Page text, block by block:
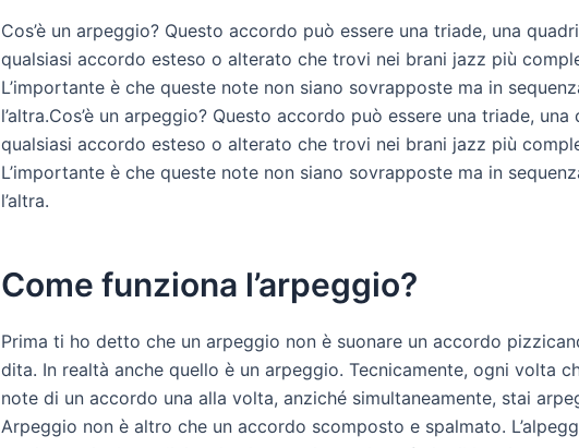
Cos’è un arpeggio? Questo accordo può essere una triade, una
qualsiasi accordo esteso o alterato che trovi nei brani jazz più
L’importante è che queste note non siano sovrapposte ma in
l’altra.Cos’è un arpeggio? Questo accordo può essere una triade, una
qualsiasi accordo esteso o alterato che trovi nei brani jazz più
L’importante è che queste note non siano sovrapposte ma in
l’altra.
Come funziona l’arpeggio?
Prima ti ho detto che un arpeggio non è suonare un accordo
dita. In realtà anche quello è un arpeggio. Tecnicamente, ogni volta
note di un accordo una alla volta, anziché simultaneamente, stai
Arpeggio non è altro che un accordo scomposto e spalmato.